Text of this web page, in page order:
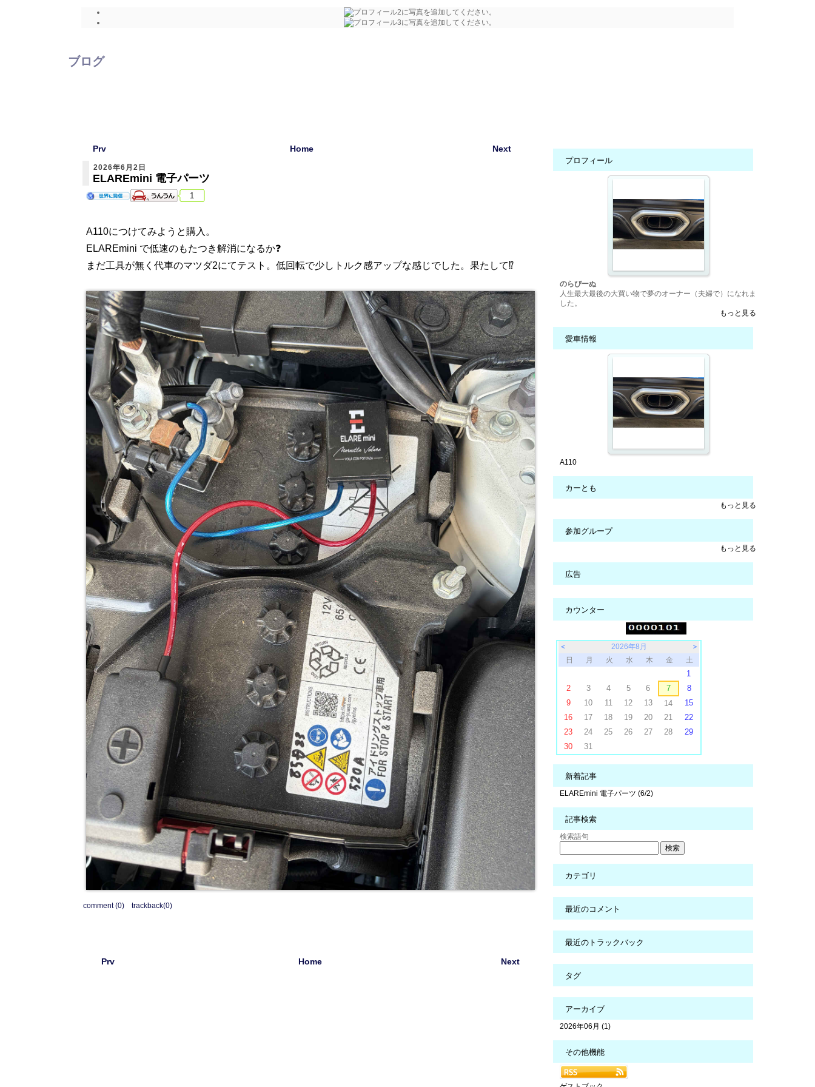
ブログ
Next
Prv Home
2026年6月2日
ELAREmini 電子パーツ
1
A110につけてみようと購入。
ELAREmini で低速のもたつき解消になるか❓
まだ工具が無く代車のマツダ2にてテスト。低回転で少しトルク感アップな感じでした。果たして⁉️
comment (0) trackback(0)
Prv Next
Home
プロフィール
のらぴーぬ
人生最大最後の大買い物で夢のオーナー（夫婦で）になれま
した。
もっと見る
愛車情報
A110
カーとも
もっと見る
参加グループ
もっと見る
広告
カウンター
＜ 2026年8月
＞
日
月 火 水 木 金 土
1
2
3 4 5 6 7
8
9
10 11 12 13 14
15
16
17 18 19 20 21
22
23
24 25 26 27 28
29
30
31
新着記事
ELAREmini 電子パーツ (6/2)
記事検索
検索語句
カテゴリ
最近のコメント
最近のトラックバック
タグ
アーカイブ
2026年06月 (1)
その他機能